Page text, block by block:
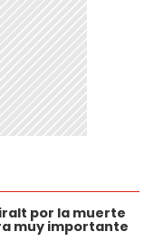
por la muerte
muy importante